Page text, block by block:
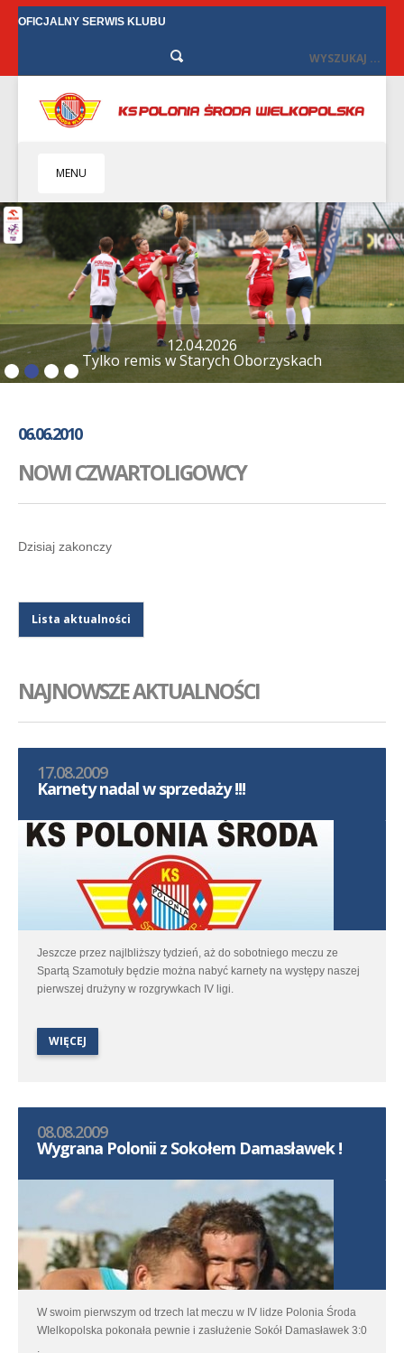
OFICJALNY SERWIS KLUBU
MENU
KLUB
BIZNES
SENIORZY
SENIORKI
BILETY
KONTAKT
SKLEP
12.04.2026
Tylko remis w Starych Oborzyskach
06.06.2010
NOWI CZWARTOLIGOWCY
Dzisiaj zakonczy
Lista aktualności
NAJNOWSZE AKTUALNOŚCI
17.08.2009
Karnety nadal w sprzedaży !!!
Jeszcze przez najlbliższy tydzień, aż do sobotniego meczu ze
Spartą Szamotuły będzie można nabyć karnety na występy naszej
pierwszej drużyny w rozgrywkach IV ligi.
WIĘCEJ
08.08.2009
Wygrana Polonii z Sokołem Damasławek !
W swoim pierwszym od trzech lat meczu w IV lidze Polonia Środa
WIelkopolska pokonała pewnie i zasłużenie Sokół Damasławek 3:0